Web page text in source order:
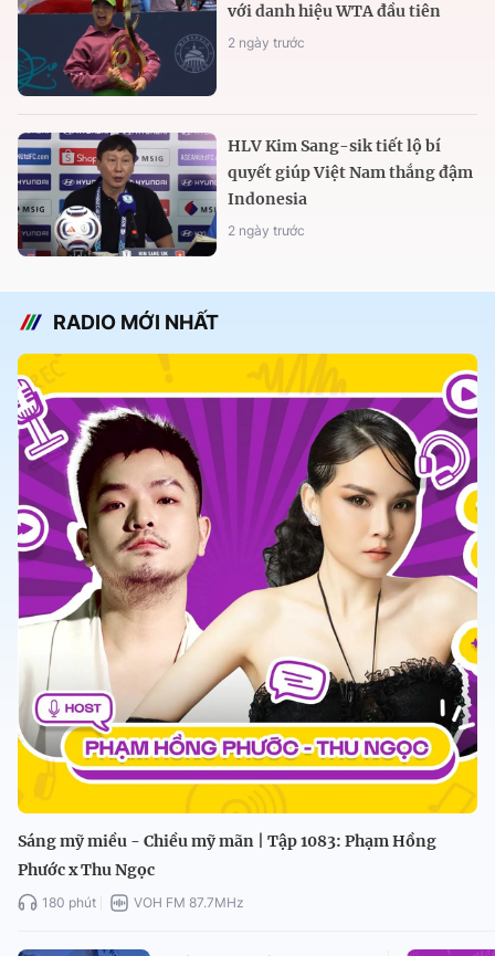
với danh hiệu WTA đầu tiên
2 ngày trước
HLV Kim Sang-sik tiết lộ bí
quyết giúp Việt Nam thắng đậm
Indonesia
2 ngày trước
RADIO MỚI NHẤT
Sáng mỹ miều - Chiều mỹ mãn | Tập 1083: Phạm Hồng
Phước x Thu Ngọc
180 phút VOH FM 87.7MHz